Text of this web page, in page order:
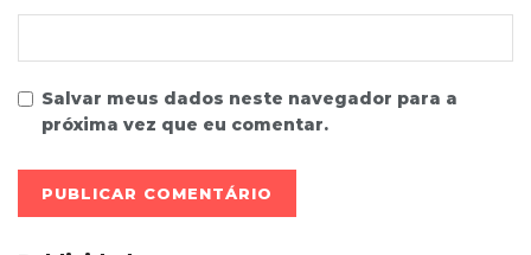
Salvar meus dados neste navegador para a
próxima vez que eu comentar.